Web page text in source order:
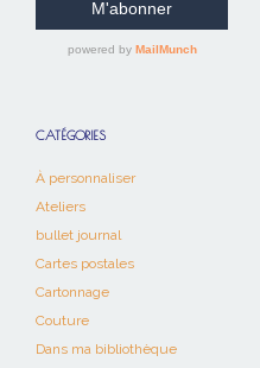
CATÉGORIES
À personnaliser
Ateliers
bullet journal
Cartes postales
Cartonnage
Couture
Dans ma bibliothèque